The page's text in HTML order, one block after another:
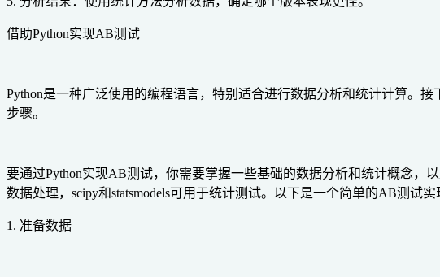
借助Python实现AB测试
Python是一种广泛使用的编程语言，特别适合进行数据分析和统计计算。
步骤。
要通过Python实现AB测试，你需要掌握一些基础的数据分析和统计概念，
数据处理，scipy和statsmodels可用于统计测试。以下是一个简单的AB测试实
1. 准备数据